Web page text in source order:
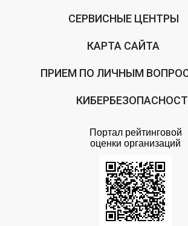
СЕРВИСНЫЕ ЦЕНТРЫ
КАРТА САЙТА
ПРИЕМ ПО ЛИЧНЫМ
Портал рейтинговой
оценки организаций